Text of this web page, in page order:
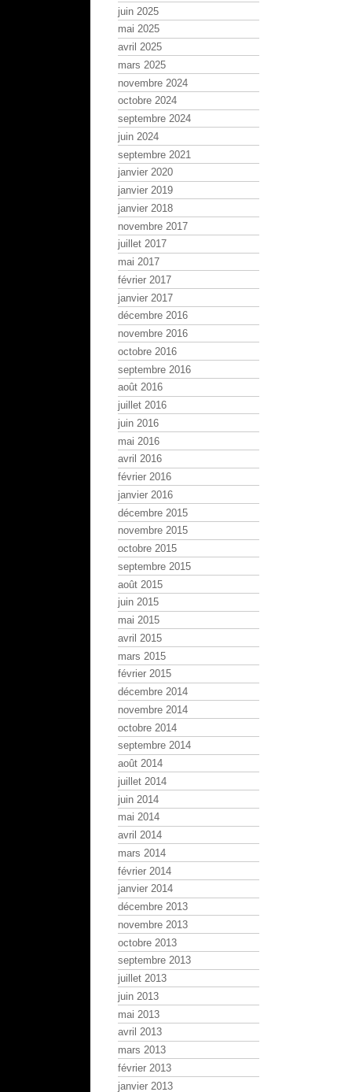
juin 2025
mai 2025
avril 2025
mars 2025
novembre 2024
octobre 2024
septembre 2024
juin 2024
septembre 2021
janvier 2020
janvier 2019
janvier 2018
novembre 2017
juillet 2017
mai 2017
février 2017
janvier 2017
décembre 2016
novembre 2016
octobre 2016
septembre 2016
août 2016
juillet 2016
juin 2016
mai 2016
avril 2016
février 2016
janvier 2016
décembre 2015
novembre 2015
octobre 2015
septembre 2015
août 2015
juin 2015
mai 2015
avril 2015
mars 2015
février 2015
décembre 2014
novembre 2014
octobre 2014
septembre 2014
août 2014
juillet 2014
juin 2014
mai 2014
avril 2014
mars 2014
février 2014
janvier 2014
décembre 2013
novembre 2013
octobre 2013
septembre 2013
juillet 2013
juin 2013
mai 2013
avril 2013
mars 2013
février 2013
janvier 2013